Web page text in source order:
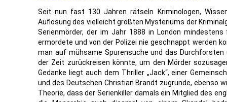
Seit nun fast 130 Jahren rätseln Kriminologen,
Auflösung des vielleicht größten Mysteriums der
Serienmörder, der im Jahr 1888 in London
ermordete und von der Polizei nie geschnappt werden
man auf mühsame Spurensuche und das
der Zeit zurückreisen könnte, um den Mörder
Gedanke liegt auch dem Thriller „Jack“, einer
und des Deutschen Christian Brandt zugrunde, ebenso
Theorie, dass der Serienkiller damals ein Mitglied des